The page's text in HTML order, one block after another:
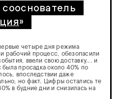
»
четыре дня режима
рабочий процесс, обезопасили
ввели свою доставку... и
была просадка около 40% по
впоследствии даже
но факт. Цифры остались те
в будние дни и снизилась на